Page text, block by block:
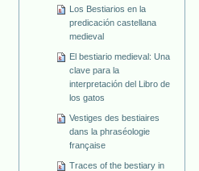
Los Bestiarios en la
predicación castellana
medieval
El bestiario medieval: Una
clave para la
interpretación del Libro de
los gatos
Vestiges des bestiaires
dans la phraséologie
française
Traces of the bestiary in